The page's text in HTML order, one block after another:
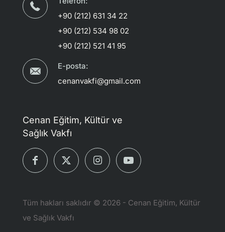
+90 (212) 631 34 22
+90 (212) 534 98 02
+90 (212) 521 41 95
E-posta:
cenanvakfi@gmail.com
Cenan Eğitim, Kültür ve
Sağlık Vakfı
Tüm hakları saklıdır © 2026 - Cenan Eğitim, Kültür
ve Sağlık Vakfı